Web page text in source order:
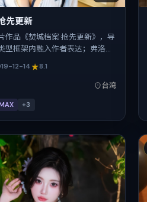
先更新
作品《焚城档案·抢先更新》，导
型框架内融入作者表达；弗洛伦
类型为惊悚，主拍摄地与出品背
。上映时间 2019年12月14日（公
12-14 8.1
台湾
+3